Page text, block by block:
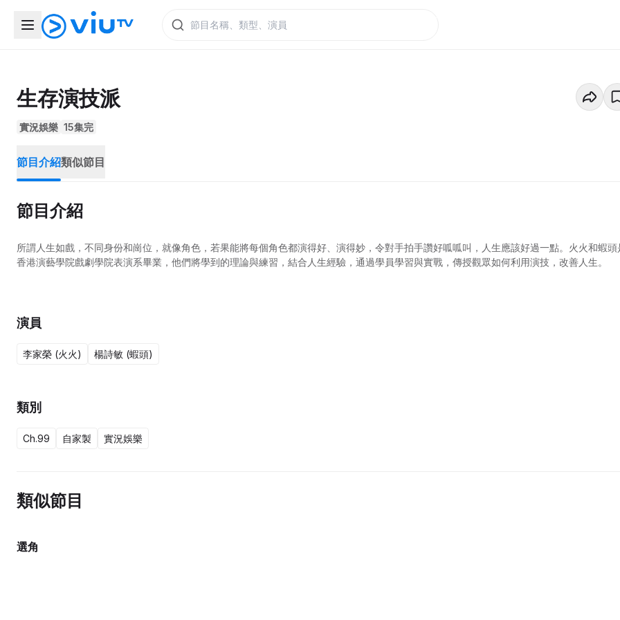
生存演技派
實況娛樂 15集完
節目介紹類似節目
節目介紹
所謂人生如戲，不同身份和崗位，就像角色，若果能將每個角色都演得好、演得妙，令對手拍手讚好呱呱叫，人生應該好過一點。火火和蝦頭
香港演藝學院戲劇學院表演系畢業，他們將學到的理論與練習，結合人生經驗，通過學員學習與實戰，傳授觀眾如何利用演技，改善人生。
演員
李家榮 (火火) 楊詩敏 (蝦頭)
類別
Ch.99 自家製 實況娛樂
類似節目
選角